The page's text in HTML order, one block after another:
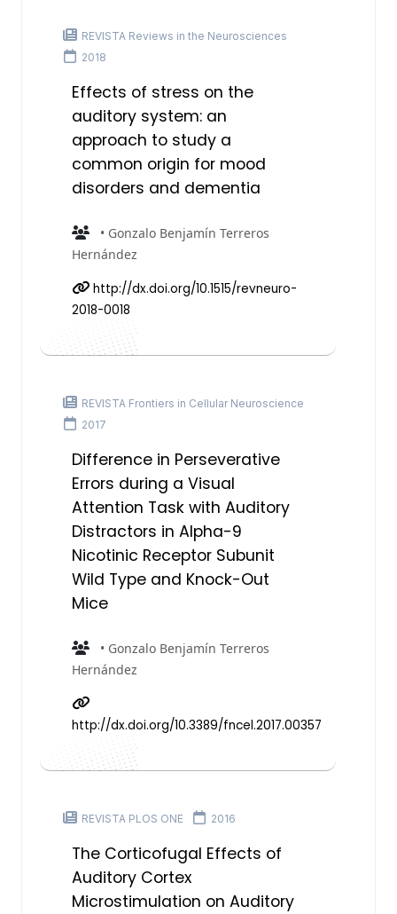
REVISTA Reviews in the Neurosciences
2018
Effects of stress on the
auditory system: an
approach to study a
common origin for mood
disorders and dementia
• Gonzalo Benjamín Terreros
Hernández
http://dx.doi.org/10.1515/revneuro-
2018-0018
REVISTA Frontiers in Cellular Neuroscience
2017
Difference in Perseverative
Errors during a Visual
Attention Task with Auditory
Distractors in Alpha-9
Nicotinic Receptor Subunit
Wild Type and Knock-Out
Mice
• Gonzalo Benjamín Terreros
Hernández
http://dx.doi.org/10.3389/fncel.2017.00357
REVISTA PLOS ONE 2016
The Corticofugal Effects of
Auditory Cortex
Microstimulation on Auditory